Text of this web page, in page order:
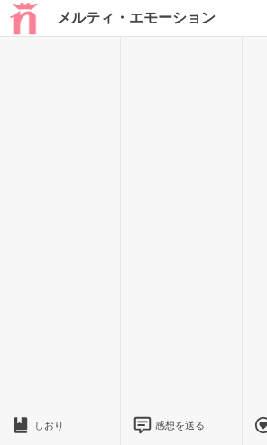
メルティ・エモーション
しおり 感想を送る
前のページを表示す
あ、でも、お兄ちゃんがいる。お兄ちゃん